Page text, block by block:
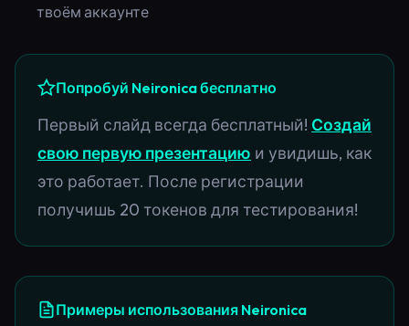
твоём аккаунте
Попробуй Neironica бесплатно
Первый слайд всегда бесплатный! Создай
свою первую презентацию и увидишь, как
это работает. После регистрации
получишь 20 токенов для тестирования!
Примеры использования Neironica